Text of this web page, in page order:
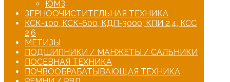
ЮМЗ
ЗЕРНООЧИСТИТЕЛЬНАЯ ТЕХНИКА
КСК-100, КСК-600, КДП-3000, КПИ 2,4, КСС
2,6
МЕТИЗЫ
ПОДШИПНИКИ / МАНЖЕТЫ / САЛЬНИКИ
ПОСЕВНАЯ ТЕХНИКА
ПОЧВООБРАБАТЫВАЮЩАЯ ТЕХНИКА